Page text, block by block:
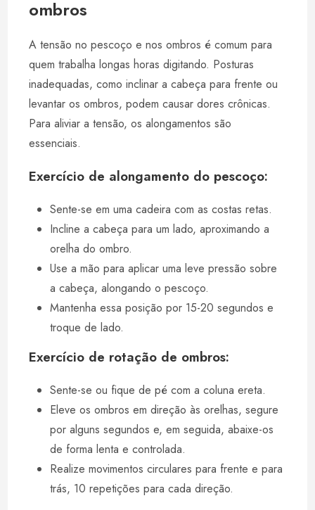
ombros
A tensão no pescoço e nos ombros é comum para
quem trabalha longas horas digitando. Posturas
inadequadas, como inclinar a cabeça para frente ou
levantar os ombros, podem causar dores crônicas.
Para aliviar a tensão, os alongamentos são
essenciais.
Exercício de alongamento do pescoço:
Sente-se em uma cadeira com as costas retas.
Incline a cabeça para um lado, aproximando a
orelha do ombro.
Use a mão para aplicar uma leve pressão sobre
a cabeça, alongando o pescoço.
Mantenha essa posição por 15-20 segundos e
troque de lado.
Exercício de rotação de ombros:
Sente-se ou fique de pé com a coluna ereta.
Eleve os ombros em direção às orelhas, segure
por alguns segundos e, em seguida, abaixe-os
de forma lenta e controlada.
Realize movimentos circulares para frente e para
trás, 10 repetições para cada direção.